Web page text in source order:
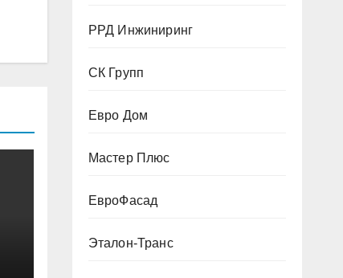
РРД Инжиниринг
СК Групп
Евро Дом
Мастер Плюс
ЕвроФасад
Эталон-Транс